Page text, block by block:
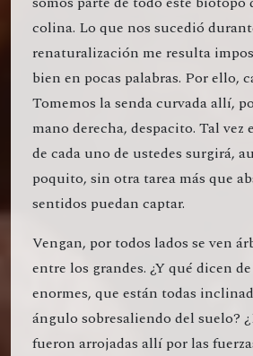
colina. Lo que nos sucedió
renaturalización me resulta
bien en pocas palabras. Por ello,
Tomemos la senda curvada allí,
mano derecha, despacito. Tal vez
de cada uno de ustedes surgirá,
poquito, sin otra tarea más que
sentidos puedan captar.
Vengan, por todos lados se ven
entre los grandes. ¿Y qué dicen
enormes, que están todas
ángulo sobresaliendo del suelo?
fueron arrojadas allí por las